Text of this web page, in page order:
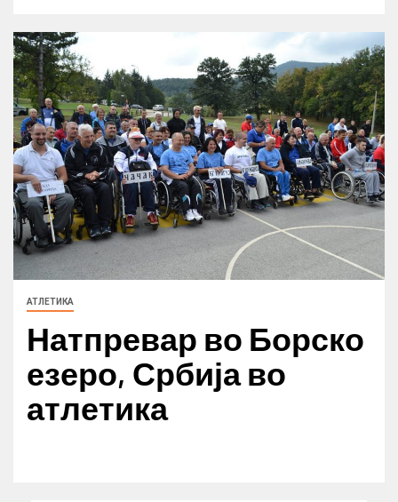
АТЛЕТИКА
Натпревар во Борско
езеро, Србија во
атлетика